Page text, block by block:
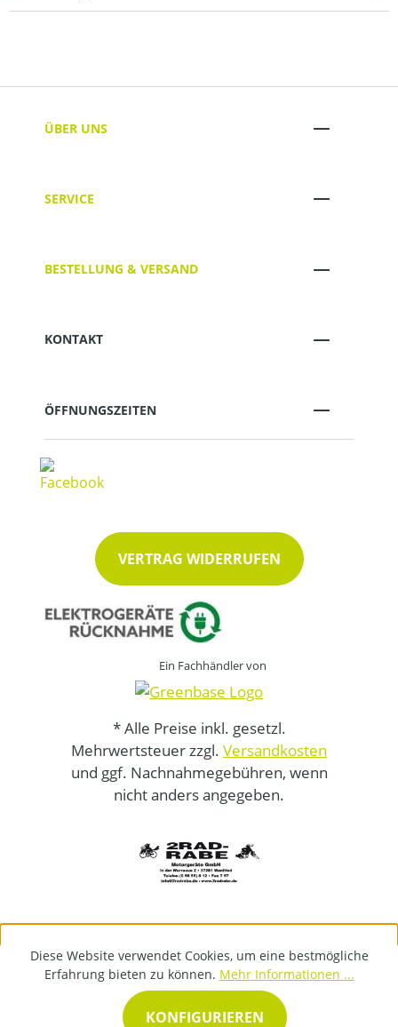
ÜBER UNS
SERVICE
BESTELLUNG & VERSAND
KONTAKT
ÖFFNUNGSZEITEN
VERTRAG WIDERRUFEN
Ein Fachhändler von
* Alle Preise inkl. gesetzl.
Mehrwertsteuer zzgl. Versandkosten
und ggf. Nachnahmegebühren, wenn
nicht anders angegeben.
Diese Website verwendet Cookies, um eine bestmögliche
Erfahrung bieten zu können. Mehr Informationen ...
KONFIGURIEREN